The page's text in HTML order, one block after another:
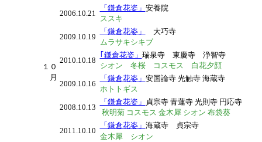
１０
月
2006.10.21
「鎌倉花姿」 安養院
ススキ
2009.10.19
「鎌倉花姿」
大巧寺
ムラサキシキブ
2010.10.18
｢鎌倉花姿」 瑞泉寺 東慶寺 浄智寺
シオン 冬桜 コスモス 白花夕顔
2009.10.16
「鎌倉花姿」 安国論寺 光触寺 海蔵寺
ホトトギス
2008.10.13
「鎌倉花姿」 貞宗寺 青蓮寺 光則寺 円応寺
秋明菊 コスモス 金木犀 シオン 布袋葵
2011.10.10
「鎌倉花姿」 海蔵寺 貞宗寺
金木犀 シオン